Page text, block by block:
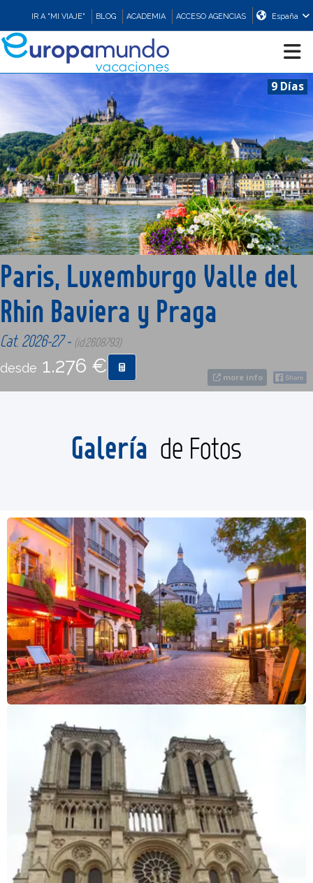
IR A "MI VIAJE" BLOG ACADEMIA ACCESO AGENCIAS España
CRUCEROS
EUROPA
ASIA
ORIENTE
PROMOCIONES
COMPRAR
MÁS
9 Días
more info
Paris, Luxemburgo Valle del
Rhin Baviera y Praga
Cat. 2026-27 - (id:2608793)
desde 1.276 €
Galería de Fotos